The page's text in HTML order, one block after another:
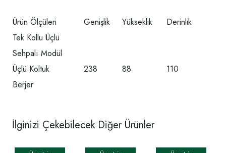
Ürün Ölçüleri Genişlik Yükseklik
Derinlik
Tek Kollu Üçlü
Sehpalı Modül
Üçlü Koltuk
238 88
110
Berjer
İlginizi Çekebilecek Diğer Ürünler